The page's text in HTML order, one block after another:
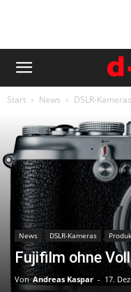
Start News DSLR-Kameras
News DSLR-Kameras
Fujifilm ohne
Von Andreas Kaspar - 17.